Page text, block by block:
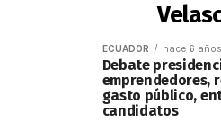
ECUADOR hace 6 años
Debate
emprendedores,
gasto público,
candidatos